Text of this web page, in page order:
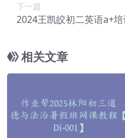
下一篇
2024王凯皎初二英语a+
相关文章